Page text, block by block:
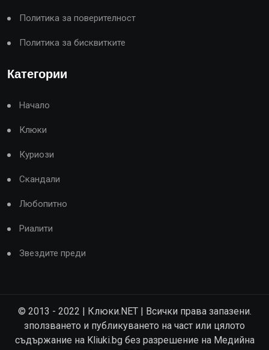
Политика за поверителност
Политика за бисквитките
Категории
Начало
Клюки
Куриози
Скандали
Любопитно
Риалити
Звездите преди
© 2013 - 2022 | Клюки.NET | Всички права запазени.
зползването и публикуването на част или цялото
съдържание на Kliuki.bg без разрешение на Медийна